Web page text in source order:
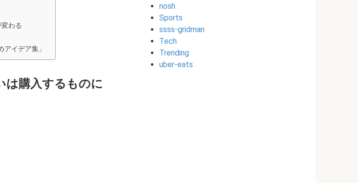
わる
イデア集」
は購入するものに
nosh
Sports
ssss-gridman
Tech
Trending
uber-eats